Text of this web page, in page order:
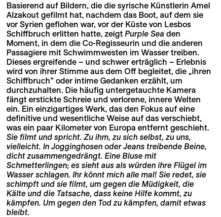
Basierend auf Bildern, die die syrische Künstlerin Amel
Alzakout gefilmt hat, nachdem das Boot, auf dem sie
vor Syrien geflohen war, vor der Küste von Lesbos
Schiffbruch erlitten hatte, zeigt Purple Sea den
Moment, in dem die Co-Regisseurin und die anderen
Passagiere mit Schwimmwesten im Wasser treiben.
Dieses ergreifende – und schwer erträglich – Erlebnis
wird von ihrer Stimme aus dem Off begleitet, die „ihren
Schiffbruch” oder intime Gedanken erzählt, um
durchzuhalten. Die häufig untergetauchte Kamera
fängt erstickte Schreie und verlorene, innere Welten
ein. Ein einzigartiges Werk, das den Fokus auf eine
definitive und wesentliche Weise auf das verschiebt,
was ein paar Kilometer von Europa entfernt geschieht.
Sie filmt und spricht. Zu ihm, zu sich selbst, zu uns,
vielleicht. In Jogginghosen oder Jeans treibende Beine,
dicht zusammengedrängt. Eine Bluse mit
Schmetterlingen; es sieht aus als würden ihre Flügel im
Wasser schlagen. Ihr könnt mich alle mal! Sie redet, sie
schimpft und sie filmt, um gegen die Müdigkeit, die
Kälte und die Tatsache, dass keine Hilfe kommt, zu
kämpfen. Um gegen den Tod zu kämpfen, damit etwas
bleibt.